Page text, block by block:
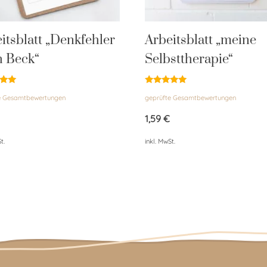
„Denkfehler
Beck“
Arbeitsblatt „meine
Selbsttherapie“
mit
von 5
geprüfte Gesamtbewertungen
1,59 €
inkl. MwSt.